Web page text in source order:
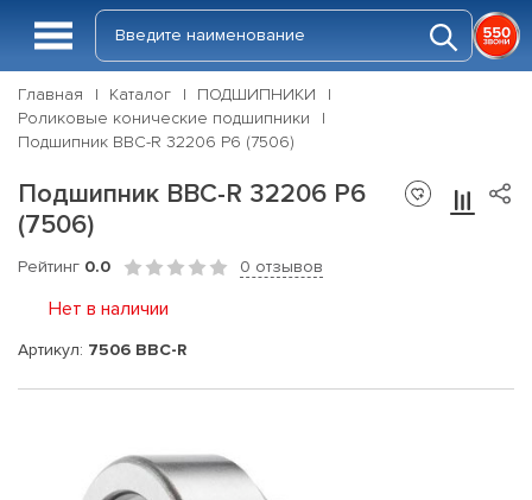
Главная Каталог
ПОДШИПНИКИ
Роликовые конические подшипники
Подшипник BBC-R 32206 P6 (7506)
Подшипник BBC-R 32206 P6
(7506)
Рейтинг 0.0 0 отзывов
Нет в наличии
Артикул: 7506 BBC-R